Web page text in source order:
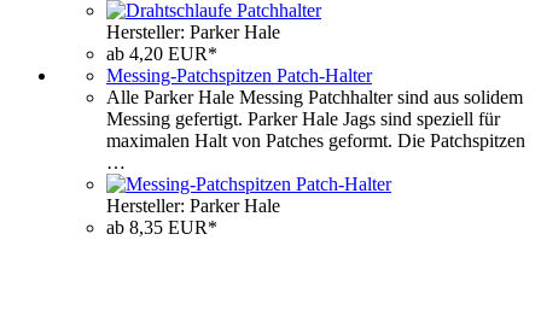
Hersteller: Parker Hale
ab 4,20 EUR*
Messing-Patchspitzen Patch-Halter
Alle Parker Hale Messing Patchhalter sind aus solidem
Messing gefertigt. Parker Hale Jags sind speziell für
maximalen Halt von Patches geformt. Die Patchspitzen
…
Hersteller: Parker Hale
ab 8,35 EUR*